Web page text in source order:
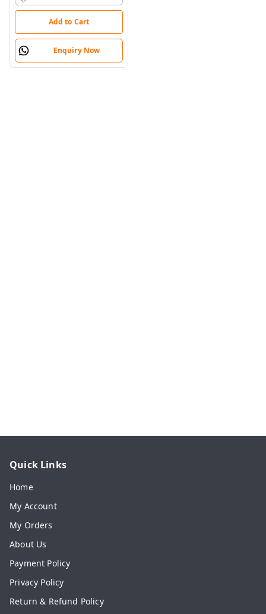
Add to Cart
Enquiry Now
Quick Links
Home
My Account
My Orders
About Us
Payment Policy
Privacy Policy
Return & Refund Policy